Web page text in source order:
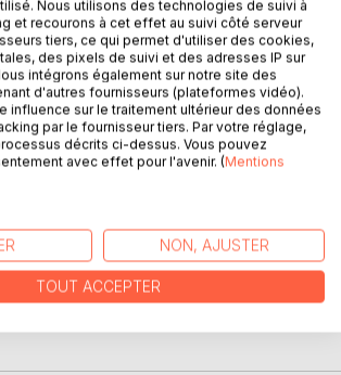
pour mouvoir les multitudes, il faut
des espérances. On n'y arrive que par
affectifs et mystiques, donnant à
d'agir. A l'époque de la Révolution
la logique rationnelle, maniée par
apparaître les inconvénients de l'ancien
le désir d'en changer. La logique
croyance dans les vertus d'une société
les passions contenues par des
et conduisit aux pires excès. La logique
les clubs et les assemblées et poussa
des actes que ni la logique rationnelle, ni
Nous utilisons des technologies de suivi à
et recourons à cet effet au suivi côté serveur
tiers, ce qui permet d'utiliser des cookies,
des pixels de suivi et des adresses IP sur
intégrons également sur notre site des
d'autres fournisseurs (plateformes vidéo).
influence sur le traitement ultérieur des données
par le fournisseur tiers. Par votre réglage,
décrits ci-dessus. Vous pouvez
avec effet pour l'avenir. (Mentions
NON, AJUSTER
TOUT ACCEPTER